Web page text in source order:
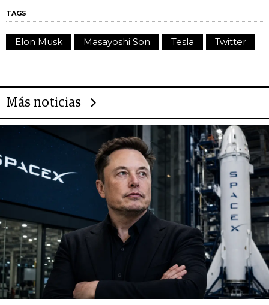
TAGS
Elon Musk Masayoshi Son Tesla Twitter
Más noticias